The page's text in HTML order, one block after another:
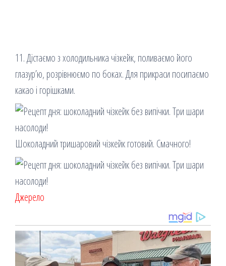
11. Дістаємо з холодильника чізкейк, поливаємо його
глазур’ю, розрівнюємо по боках. Для прикраси посипаємо
какао і горішками.
Шоколадний тришаровий чізкейк готовий. Смачного!
Джерело